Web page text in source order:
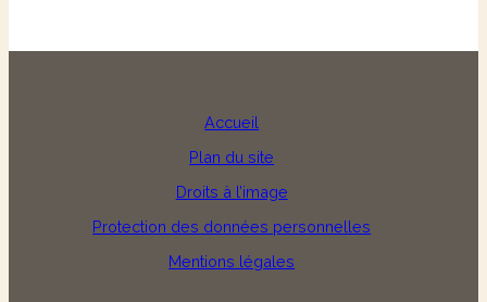
Accueil
Plan du site
Droits à l’image
Protection des données personnelles
Mentions légales